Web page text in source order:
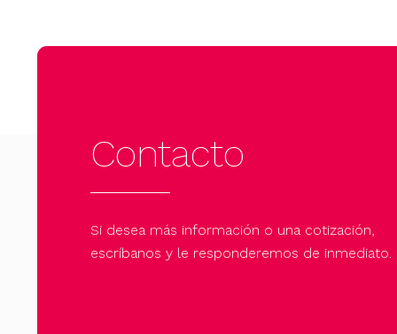
Contacto
Si desea más información o una cotización,
escríbanos y le responderemos de inmediato.